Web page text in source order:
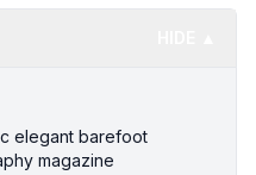
elegant barefoot
magazine